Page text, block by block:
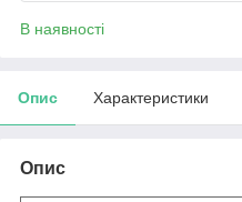
В наявності
Опис Характеристики
Опис